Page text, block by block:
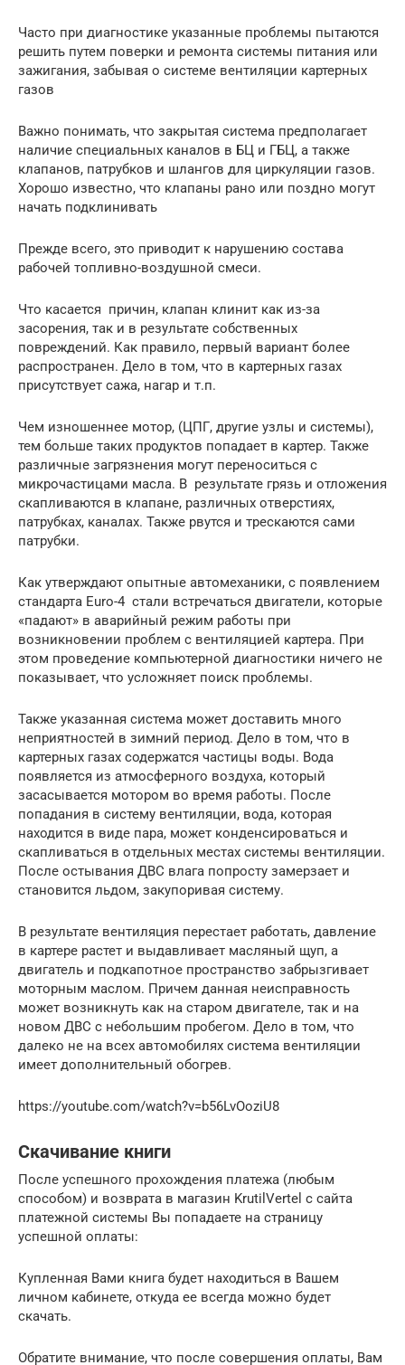
Часто при диагностике указанные проблемы пытаются
решить путем поверки и ремонта системы питания или
зажигания, забывая о системе вентиляции картерных
газов
Важно понимать, что закрытая система предполагает
наличие специальных каналов в БЦ и ГБЦ, а также
клапанов, патрубков и шлангов для циркуляции газов.
Хорошо известно, что клапаны рано или поздно могут
начать подклинивать
Прежде всего, это приводит к нарушению состава
рабочей топливно-воздушной смеси.
Что касается причин, клапан клинит как из-за
засорения, так и в результате собственных
повреждений. Как правило, первый вариант более
распространен. Дело в том, что в картерных газах
присутствует сажа, нагар и т.п.
Чем изношеннее мотор, (ЦПГ, другие узлы и системы),
тем больше таких продуктов попадает в картер. Также
различные загрязнения могут переноситься с
микрочастицами масла. В результате грязь и отложения
скапливаются в клапане, различных отверстиях,
патрубках, каналах. Также рвутся и трескаются сами
патрубки.
Как утверждают опытные автомеханики, c появлением
стандарта Euro-4 стали встречаться двигатели, которые
«падают» в аварийный режим работы при
возникновении проблем с вентиляцией картера. При
этом проведение компьютерной диагностики ничего не
показывает, что усложняет поиск проблемы.
Также указанная система может доставить много
неприятностей в зимний период. Дело в том, что в
картерных газах содержатся частицы воды. Вода
появляется из атмосферного воздуха, который
засасывается мотором во время работы. После
попадания в систему вентиляции, вода, которая
находится в виде пара, может конденсироваться и
скапливаться в отдельных местах системы вентиляции.
После остывания ДВС влага попросту замерзает и
становится льдом, закупоривая систему.
В результате вентиляция перестает работать, давление
в картере растет и выдавливает масляный щуп, а
двигатель и подкапотное пространство забрызгивает
моторным маслом. Причем данная неисправность
может возникнуть как на старом двигателе, так и на
новом ДВС с небольшим пробегом. Дело в том, что
далеко не на всех автомобилях система вентиляции
имеет дополнительный обогрев.
https://youtube.com/watch?v=b56LvOoziU8
Скачивание книги
После успешного прохождения платежа (любым
способом) и возврата в магазин KrutilVertel с сайта
платежной системы Вы попадаете на страницу
успешной оплаты:
Купленная Вами книга будет находиться в Вашем
личном кабинете, откуда ее всегда можно будет
скачать.
Обратите внимание, что после совершения оплаты, Вам